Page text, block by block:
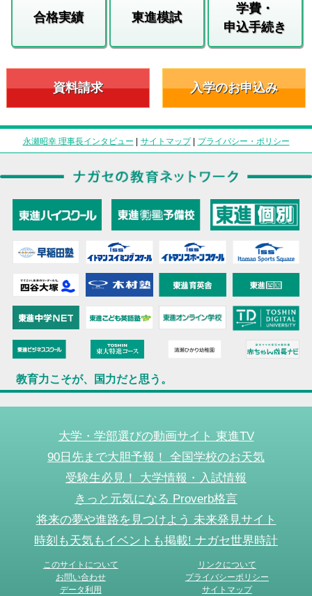
合格実績 東進模試
学費・
申込手続き
資料請求 入学のお申込み
永瀬昭幸 理事長インタビュー | サイトマップ| プライバシー・ポリシー
教育力こそが、国力だと思う。
大学・学部選びの動画サイト 東進TV
90日先まで大胆予報！ 全国学校のお天気
受験生必見！ 大学情報・入試情報
きっと元気になる Proverb格言
将来の夢や進路を見つけよう 未来発見サイト
時刻も天気もイベントも掲載! ナガセ世界時計
このサイトについて
リンクについて
お問い合わせ
プライバシーポリシー
データ利用
サイトマップ